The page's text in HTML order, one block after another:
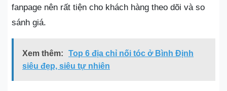
fanpage nên rất tiện cho khách hàng theo dõi và so
sánh giá.
Xem thêm:
Top 6 địa chỉ nối tóc ở Bình Định
siêu đẹp, siêu tự nhiên